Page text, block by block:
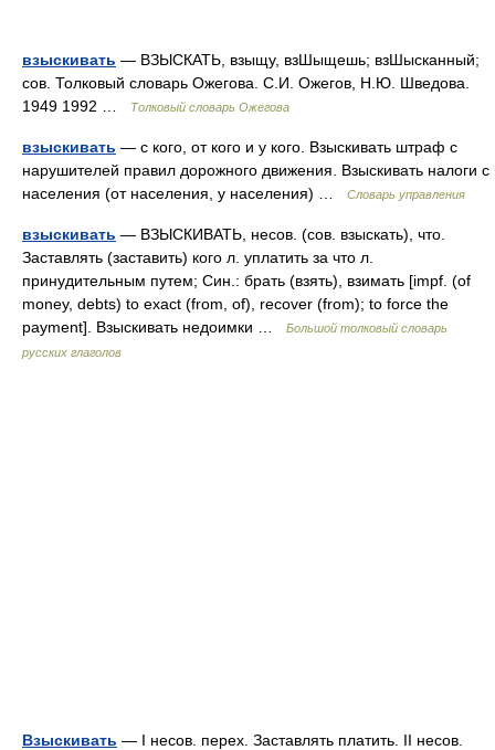
взыскивать — ВЗЫСКАТЬ, взыщу, взШыщешь; взШысканный;
сов. Толковый словарь Ожегова. С.И. Ожегов, Н.Ю. Шведова.
1949 1992 …
Толковый словарь Ожегова
взыскивать — с кого, от кого и у кого. Взыскивать штраф с
нарушителей правил дорожного движения. Взыскивать налоги с
населения (от населения, у населения) …
Словарь управления
взыскивать — ВЗЫСКИВАТЬ, несов. (сов. взыскать), что.
Заставлять (заставить) кого л. уплатить за что л.
принудительным путем; Син.: брать (взять), взимать [impf. (of
money, debts) to exact (from, of), recover (from); to force the
payment]. Взыскивать недоимки …
Большой толковый словарь
русских глаголов
Взыскивать — I несов. перех. Заставлять платить. II несов.